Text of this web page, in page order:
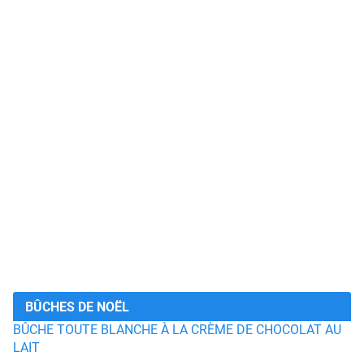
BÛCHES DE NOËL
BÛCHE TOUTE BLANCHE À LA CRÈME DE CHOCOLAT AU
LAIT